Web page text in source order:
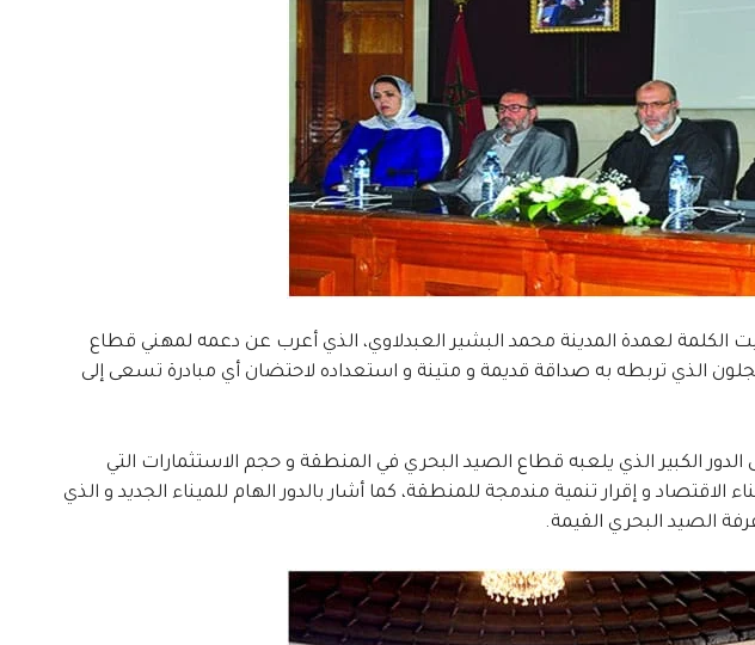
الكلمة لعمدة المدينة محمد البشير العبدلاوي، الذي أعرب عن دعمه لمهني قطاع
الذي تربطه به صداقة قديمة و متينة و استعداده لاحتضان أي مبادرة تسعى إلى
الكبير الذي يلعبه قطاع الصيد البحري في المنطقة و حجم الاستثمارات التي
و إقرار تنمية مندمجة للمنطقة، كما أشار بالدور الهام للميناء الجديد و الذي
الصيد البحري القيمة.